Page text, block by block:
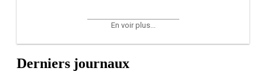
En voir plus...
Derniers journaux